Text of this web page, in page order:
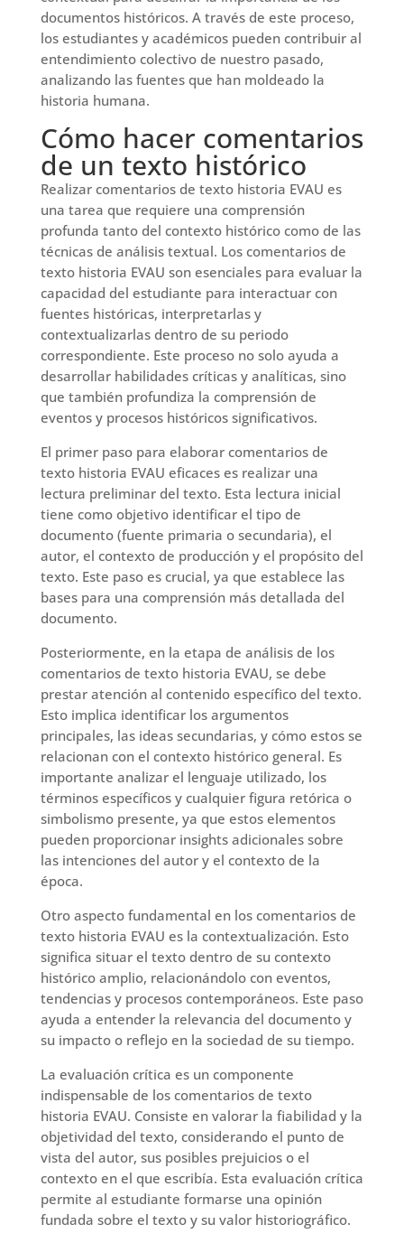
documentos históricos. A través de este proceso,
los estudiantes y académicos pueden contribuir al
entendimiento colectivo de nuestro pasado,
analizando las fuentes que han moldeado la
historia humana.
Cómo hacer comentarios
de un texto histórico
Realizar comentarios de texto historia EVAU es
una tarea que requiere una comprensión
profunda tanto del contexto histórico como de las
técnicas de análisis textual. Los comentarios de
texto historia EVAU son esenciales para evaluar la
capacidad del estudiante para interactuar con
fuentes históricas, interpretarlas y
contextualizarlas dentro de su periodo
correspondiente. Este proceso no solo ayuda a
desarrollar habilidades críticas y analíticas, sino
que también profundiza la comprensión de
eventos y procesos históricos significativos.
El primer paso para elaborar comentarios de
texto historia EVAU eficaces es realizar una
lectura preliminar del texto. Esta lectura inicial
tiene como objetivo identificar el tipo de
documento (fuente primaria o secundaria), el
autor, el contexto de producción y el propósito del
texto. Este paso es crucial, ya que establece las
bases para una comprensión más detallada del
documento.
Posteriormente, en la etapa de análisis de los
comentarios de texto historia EVAU, se debe
prestar atención al contenido específico del texto.
Esto implica identificar los argumentos
principales, las ideas secundarias, y cómo estos se
relacionan con el contexto histórico general. Es
importante analizar el lenguaje utilizado, los
términos específicos y cualquier figura retórica o
simbolismo presente, ya que estos elementos
pueden proporcionar insights adicionales sobre
las intenciones del autor y el contexto de la
época.
Otro aspecto fundamental en los comentarios de
texto historia EVAU es la contextualización. Esto
significa situar el texto dentro de su contexto
histórico amplio, relacionándolo con eventos,
tendencias y procesos contemporáneos. Este paso
ayuda a entender la relevancia del documento y
su impacto o reflejo en la sociedad de su tiempo.
La evaluación crítica es un componente
indispensable de los comentarios de texto
historia EVAU. Consiste en valorar la fiabilidad y la
objetividad del texto, considerando el punto de
vista del autor, sus posibles prejuicios o el
contexto en el que escribía. Esta evaluación crítica
permite al estudiante formarse una opinión
fundada sobre el texto y su valor historiográfico.